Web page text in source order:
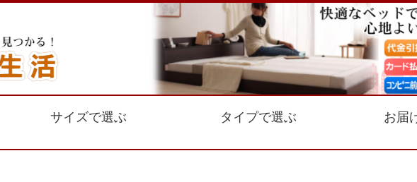
サイズで選ぶ タイプで選ぶ お届